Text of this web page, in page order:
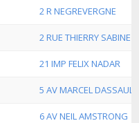
2 R NEGREVERGNE
2 RUE THIERRY SABINE
21 IMP FELIX NADAR
5 AV MARCEL DASSAULT
6 AV NEIL AMSTRONG